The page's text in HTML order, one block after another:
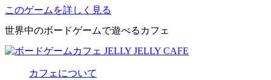
このゲームを詳しく見る
世界中のボードゲームで遊べるカフェ
カフェについて